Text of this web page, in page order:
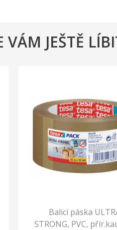
VÁM JEŠTĚ
Balicí páska
STRONG, PVC,